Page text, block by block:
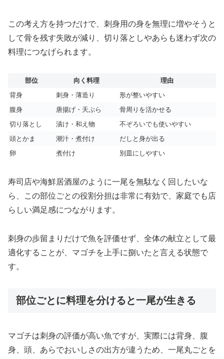
この考え方を持つだけで、刺身用の身を無理に増やそうと
して骨を残す失敗が減り、切り落としやあらも迷わず次の
料理につなげられます。
部位 向く料理
理由
背身
刺身・薄造り
形が整いやすい
腹身
唐揚げ・天ぷら
骨周りを活かせる
切り落とし
漬け・和え物
不ぞろいでも使いやすい
頭とかま
潮汁・煮付け
だしと身が出る
卵
煮付け 別皿にしやすい
寿司店や海鮮居酒屋のように一尾を無駄なく回したいな
ら、この部位ごとの役割分担は非常に有効で、家庭でも店
らしい満足感につながります。
刺身の歩留まりだけで魚を評価せず、全体の献立として最
適化することが、マゴチを上手に捌いたと言える状態で
す。
部位ごとに料理を分けると一尾が生きる
マゴチは刺身の評価が高い魚ですが、実際には背身、腹
身、頭、あらでおいしさの出方が違うため、一尾丸ごとを